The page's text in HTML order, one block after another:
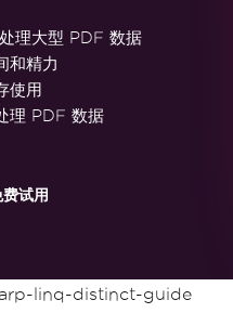
理大型 PDF 数据
和精力
使用
理 PDF 数据
试用
linq-distinct-guide